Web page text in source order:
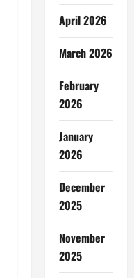
April 2026
March 2026
February
2026
January
2026
December
2025
November
2025